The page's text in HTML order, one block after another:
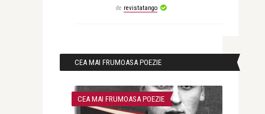
de revistatango
CEA MAI FRUMOASA POEZIE
CEA MAI FRUMOASA POEZIE